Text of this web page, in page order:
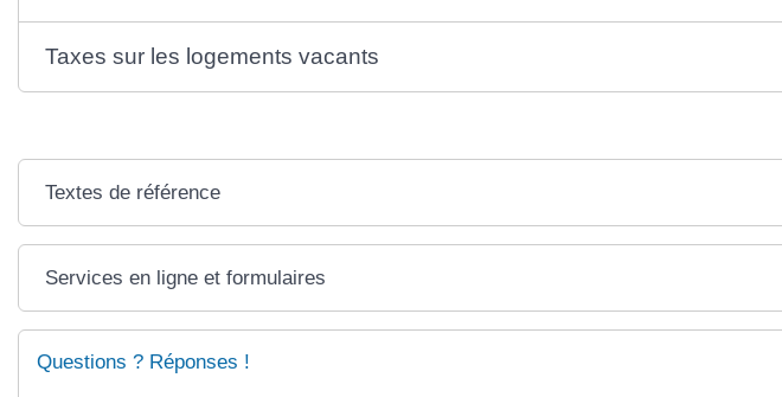
Taxes sur les logements vacants
Textes de référence
Services en ligne et formulaires
Questions ? Réponses !